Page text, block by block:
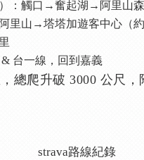
：觸口→奮起湖→阿里山森
里山→塔塔加遊客中心（約
台一線，回到嘉義
總爬升破 3000 公尺，
strava路線紀錄